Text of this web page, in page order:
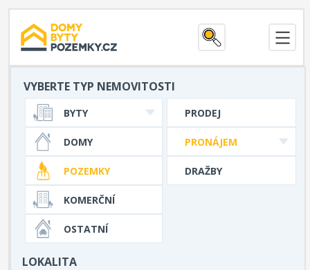
VYBERTE TYP NEMOVITOSTI
PRODEJ
PRONÁJEM
DRAŽBY
BYTY
DOMY
POZEMKY
KOMERČNÍ
OSTATNÍ
LOKALITA